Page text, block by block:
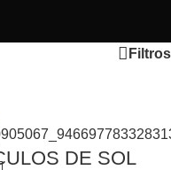
Filtros
DE SOL